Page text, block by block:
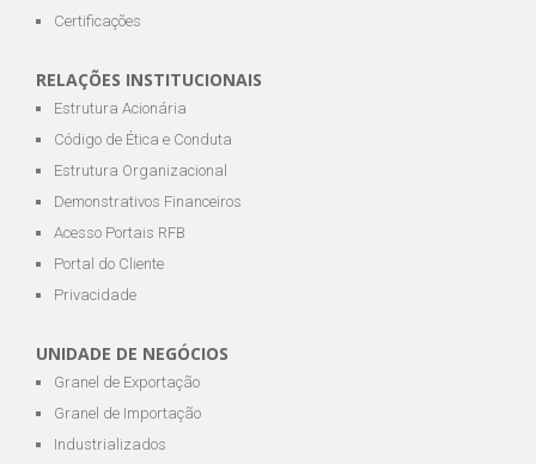
Certificações
RELAÇÕES INSTITUCIONAIS
Estrutura Acionária
Código de Ética e Conduta
Estrutura Organizacional
Demonstrativos Financeiros
Acesso Portais RFB
Portal do Cliente
Privacidade
UNIDADE DE NEGÓCIOS
Granel de Exportação
Granel de Importação
Industrializados